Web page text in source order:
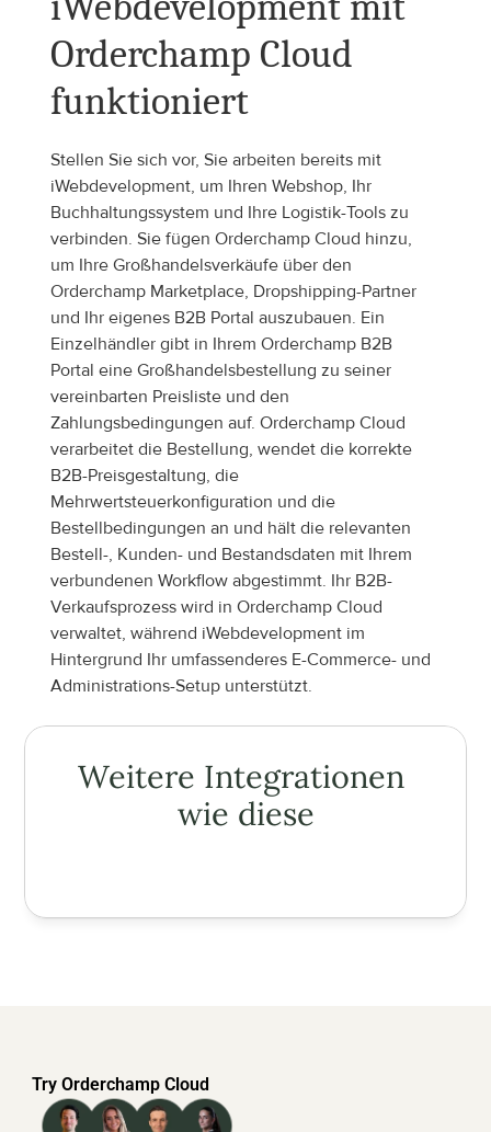
Orderchamp Cloud
funktioniert
Stellen Sie sich vor, Sie arbeiten bereits mit
iWebdevelopment, um Ihren Webshop, Ihr
Buchhaltungssystem und Ihre Logistik-Tools zu
verbinden. Sie fügen Orderchamp Cloud hinzu,
um Ihre Großhandelsverkäufe über den
Orderchamp Marketplace, Dropshipping-Partner
und Ihr eigenes B2B Portal auszubauen. Ein
Einzelhändler gibt in Ihrem Orderchamp B2B
Portal eine Großhandelsbestellung zu seiner
vereinbarten Preisliste und den
Zahlungsbedingungen auf. Orderchamp Cloud
verarbeitet die Bestellung, wendet die korrekte
B2B-Preisgestaltung, die
Mehrwertsteuerkonfiguration und die
Bestellbedingungen an und hält die relevanten
Bestell-, Kunden- und Bestandsdaten mit Ihrem
verbundenen Workflow abgestimmt. Ihr B2B-
Verkaufsprozess wird in Orderchamp Cloud
verwaltet, während iWebdevelopment im
Hintergrund Ihr umfassenderes E-Commerce- und
Administrations-Setup unterstützt.
Weitere Integrationen
wie diese
Try Orderchamp Cloud